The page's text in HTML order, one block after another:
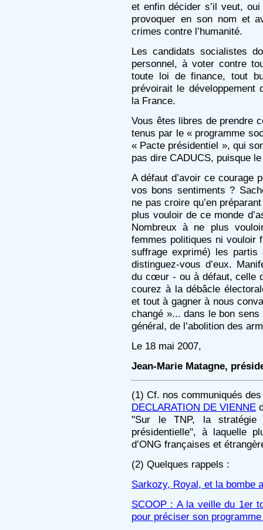
et enfin décider s’il veut,
provoquer en son nom et
crimes contre l’humanité.
Les candidats socialistes
personnel, à voter contre
toute loi de finance, tout
prévoirait le développement
la France.
Vous êtes libres de prendre
tenus par le « programme
« Pacte présidentiel », qui
pas dire CADUCS, puisque
A défaut d’avoir ce courage
vos bons sentiments ?
ne pas croire qu’en
plus vouloir de ce monde
Nombreux à ne plus
femmes politiques ni vouloir
suffrage exprimé) les partis
distinguez-vous d’eux.
du cœur - ou à défaut, celle
courez à la débâcle
et tout à gagner à nous
changé »... dans le bon
général, de l’abolition des
Le 18 mai 2007,
Jean-Marie Matagne,
(1) Cf. nos communiqués
DECLARATION DE VIENNE
"Sur le TNP, la stratégie
présidentielle", à laquelle
d’ONG françaises et
(2) Quelques rappels :
Sarkozy, Royal, et la bombe
SCOOP : A la veille du 1er
pour préciser son